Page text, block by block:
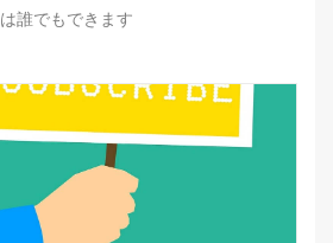
は誰でもできます